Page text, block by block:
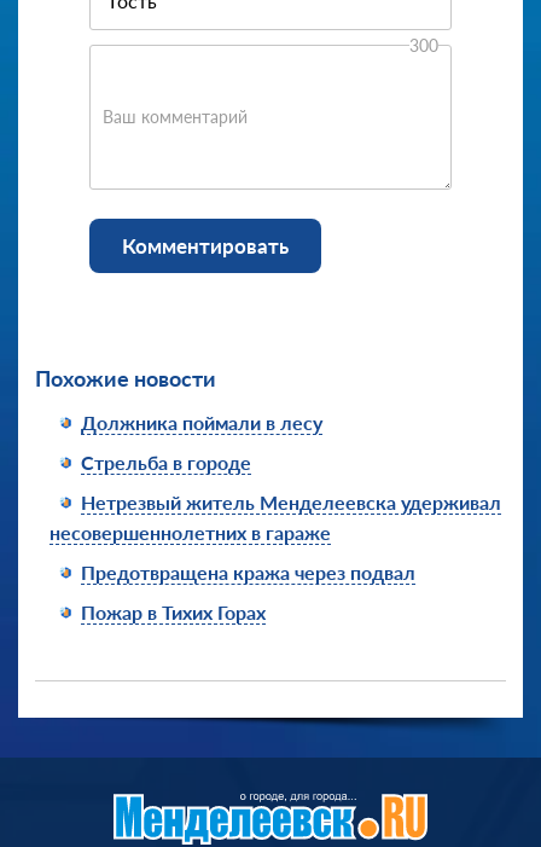
Ваш комментарий
300
Комментировать
Похожие новости
Должника поймали в лесу
Стрельба в городе
Нетрезвый житель Менделеевска удерживал
несовершеннолетних в гараже
Предотвращена кража через подвал
Пожар в Тихих Горах